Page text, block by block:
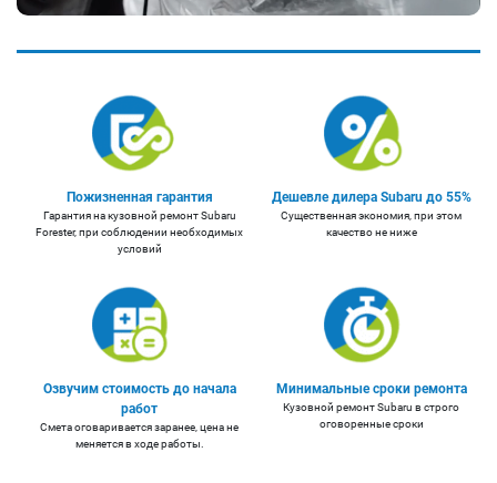
Пожизненная гарантия
Гарантия на кузовной ремонт Subaru
Forester, при соблюдении необходимых
условий
Дешевле дилера Subaru до 55%
Существенная экономия, при этом
качество не ниже
Озвучим стоимость до начала
работ
Смета оговаривается заранее, цена не
меняется в ходе работы.
Минимальные сроки ремонта
Кузовной ремонт Subaru в строго
оговоренные сроки